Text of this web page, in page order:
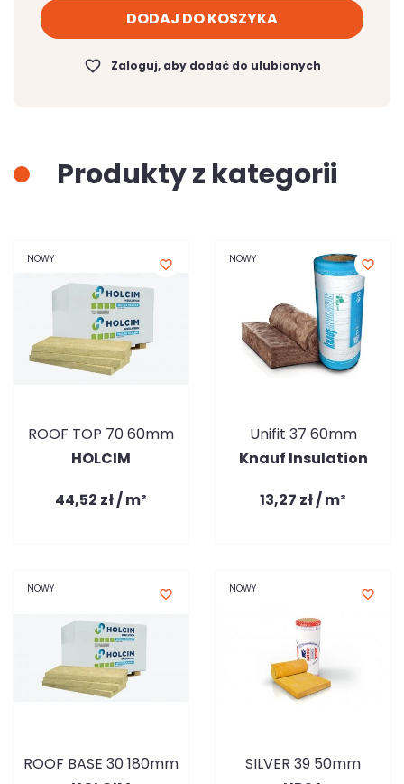
DODAJ DO KOSZYKA
favorite_border Zaloguj, aby dodać do ulubionych
Produkty z kategorii
NOWY favorite_border
ROOF TOP 70 60mm
HOLCIM
44,52 zł / m²
NOWY favorite_border
Unifit 37 60mm
Knauf Insulation
13,27 zł / m²
NOWY favorite_border
ROOF BASE 30 180mm
NOWY favorite_border
SILVER 39 50mm